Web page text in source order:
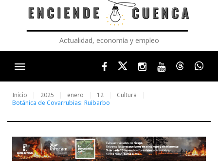
Actualidad, economía y empleo
FacebookTwitterInstagram
YoutubeThreads
Inicio 2025 enero 12
Cultura
Botánica de Covarrubias: Ruibarbo